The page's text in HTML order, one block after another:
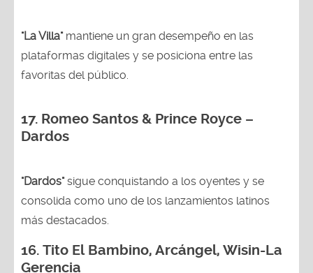
"La Villa"mantiene un gran desempeño en las
plataformas digitales y se posiciona entre las
favoritas del público.
17. Romeo Santos & Prince Royce –
Dardos
"Dardos"sigue conquistando a los oyentes y se
consolida como uno de los lanzamientos latinos
más destacados.
16. Tito El Bambino, Arcángel, Wisin-La
Gerencia